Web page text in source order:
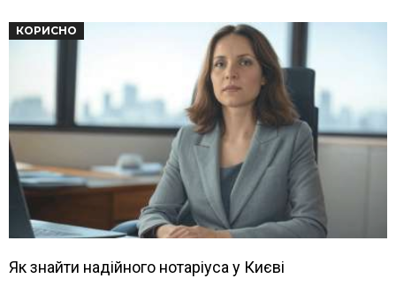
КОРИСНО
Як знайти надійного нотаріуса у Києві